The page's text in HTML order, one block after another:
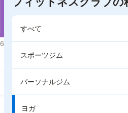
すべて
スポーツジム
パーソナルジム
ヨガ